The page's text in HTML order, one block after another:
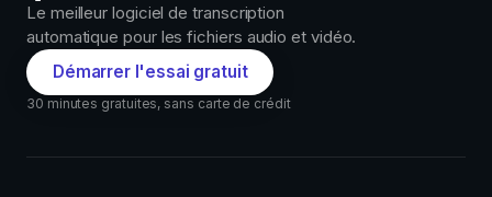
Le meilleur logiciel de transcription
automatique pour les fichiers audio et vidéo.
Démarrer l'essai gratuit
30 minutes gratuites, sans carte de crédit